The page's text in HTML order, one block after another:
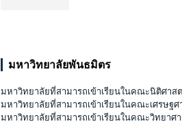
มหาวิทยาลัยพันธมิตร
มหาวิทยาลัยที่สามารถเข้าเรียนในคณะนิติศาส
มหาวิทยาลัยที่สามารถเข้าเรียนในคณะเศรษฐ
มหาวิทยาลัยที่สามารถเข้าเรียนในคณะวิทยาศ